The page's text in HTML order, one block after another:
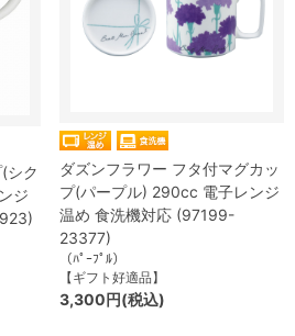
シク
ジ
ダズンフラワー フタ付マグカッ
プ(パープル) 290cc 電子レンジ
温め 食洗機対応 (97199-
23377)
（ﾊﾟｰﾌﾟﾙ）
【ギフト好適品】
3,300円(税込)